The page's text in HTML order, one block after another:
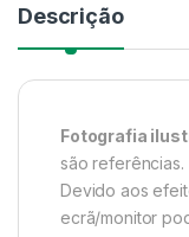
Descrição
Fotografia
são referências.
Devido aos
ecrã/monitor